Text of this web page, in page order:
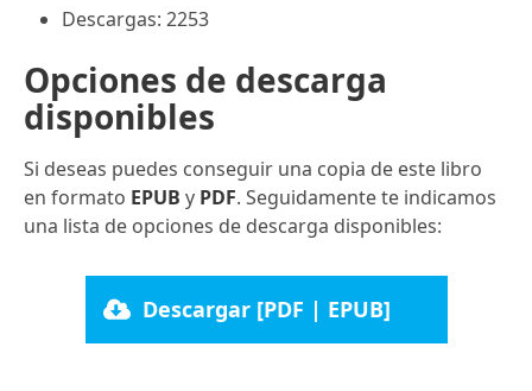
Descargas: 2253
Opciones de descarga
disponibles
Si deseas puedes conseguir una copia de este libro
en formato EPUB y PDF. Seguidamente te indicamos
una lista de opciones de descarga disponibles:
Descargar [PDF | EPUB]